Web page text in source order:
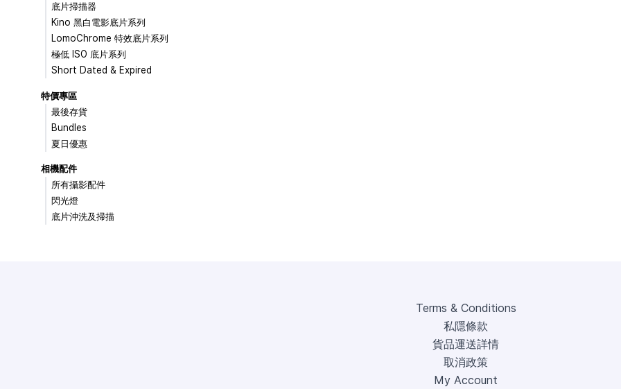
底片掃描器
Kino 黑白電影底片系列
LomoChrome 特效底片系列
極低 ISO 底片系列
Short Dated & Expired
特價專區
最後存貨
Bundles
夏日優惠
相機配件
所有攝影配件
閃光燈
底片沖洗及掃描
Terms & Conditions
私隱條款
貨品運送詳情
取消政策
My Account